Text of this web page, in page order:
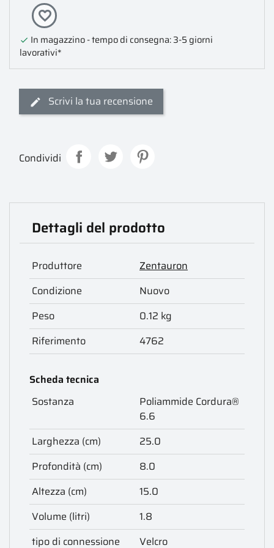
favorite_border
 In magazzino - tempo di consegna: 3-5 giorni
lavorativi*
Scrivi la tua recensione
Condividi
Dettagli del prodotto
Produttore
Zentauron
Condizione
Nuovo
Peso
0.12 kg
Riferimento
4762
Scheda tecnica
Sostanza
Poliammide Cordura®
6.6
Larghezza (cm)
25.0
Profondità (cm)
8.0
Altezza (cm)
15.0
Volume (litri)
1.8
tipo di connessione
Velcro